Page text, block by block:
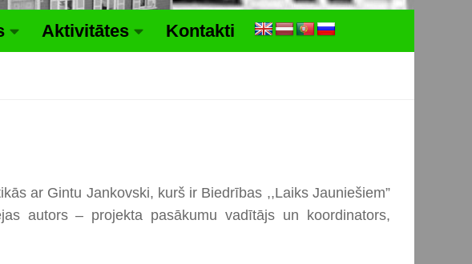
Aktivitātes Kontakti
ar Gintu Jankovski, kurš ir Biedrības ,,Laiks Jauniešiem”
autors – projekta pasākumu vadītājs un koordinators,